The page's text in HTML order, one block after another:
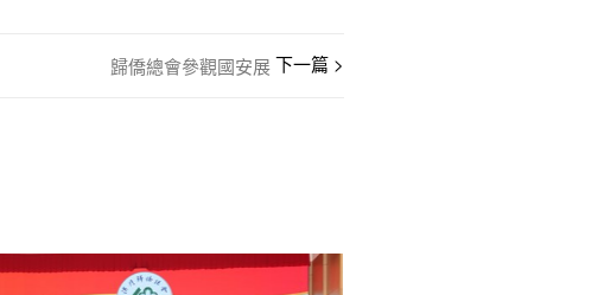
歸僑總會參觀國安展